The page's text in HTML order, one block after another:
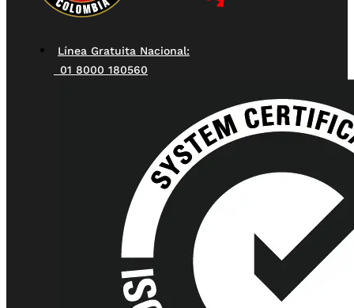
Línea Gratuita Nacional:
01 8000 180560